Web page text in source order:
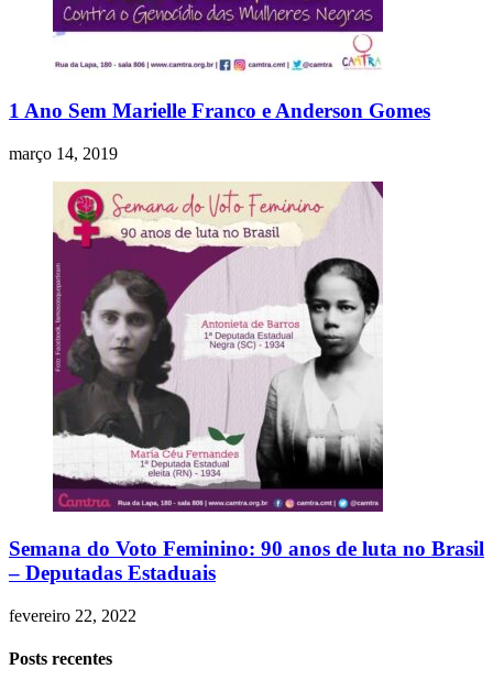
1 Ano Sem Marielle Franco e Anderson Gomes
março 14, 2019
Semana do Voto Feminino: 90 anos de luta no Brasil
– Deputadas Estaduais
fevereiro 22, 2022
Posts recentes